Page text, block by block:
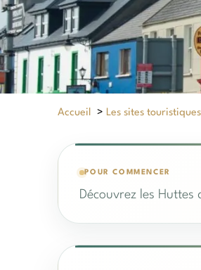
Accueil > Les sites
POUR COMMENCER
Découvrez les